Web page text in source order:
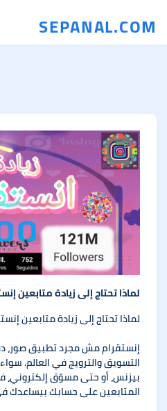
SEPANAL.COM
لماذا تحتاج إلى زيادة متابعين
لماذا تحتاج إلى زيادة متابعين
إنستقرام مش مجرد تطبيق صور،
التسويق والترويج في العالم.
بيزنس، أو حتى مسوّق إلكتروني،
المتابعين على حسابك بيساعدك